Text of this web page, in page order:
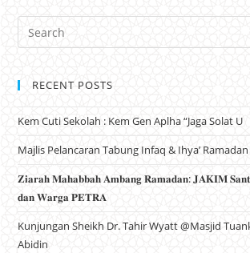
RECENT POSTS
Kem Cuti Sekolah : Kem Gen Aplha “Jaga Solat U
Majlis Pelancaran Tabung Infaq & Ihya’
𝐙𝐢𝐚𝐫𝐚𝐡 𝐌𝐚𝐡𝐚𝐛𝐛𝐚𝐡 𝐀𝐦𝐛𝐚𝐧𝐠 𝐑𝐚𝐦𝐚𝐝𝐚𝐧: 𝐉𝐀𝐊𝐈𝐌
𝐝𝐚𝐧 𝐖𝐚𝐫𝐠𝐚 𝐏𝐄𝐓𝐑𝐀
Kunjungan Sheikh Dr. Tahir Wyatt @Masjid
Abidin